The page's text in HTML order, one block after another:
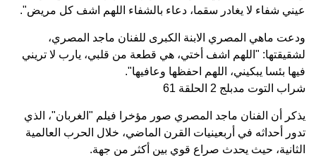
عيني شفاء لا يغادر سقما، دعاء بالشفاء اللهم اشف كل مريض".
ودعت ماهي المصري الابنة الكبرى للفنان ماجد المصري،
لشقيقتها: "اللهم اشف أختي، هي قطعة من قلبي، يارب لا تريني
فيها بئسا يبكيني، اللهم احفظها وعافيها".
شراب التوت مدبلج 2 الحلقة 61
يذكر أن الفنان ماجد المصري صور مؤخرا فيلم "الغربان"، الذي
تدور أحداثه في أربعينيات القرن الماضي، خلال الحرب العالمية
الثانية، حيث يحدث صراع قوي بين أكثر من جهة.